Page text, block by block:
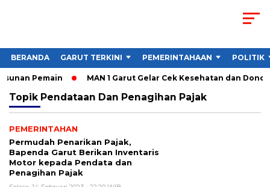
BERANDA GARUT TERKINI PEMERINTAHAAN POLITIK
Pemain MAN 1 Garut Gelar Cek Kesehatan dan Donor
Topik Pendataan Dan Penagihan Pajak
PEMERINTAHAN
Permudah Penarikan Pajak,
Bapenda Garut Berikan Inventaris
Motor kepada Pendata dan
Penagihan Pajak